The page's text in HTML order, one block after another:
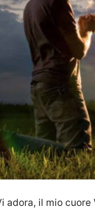
adora, il mio